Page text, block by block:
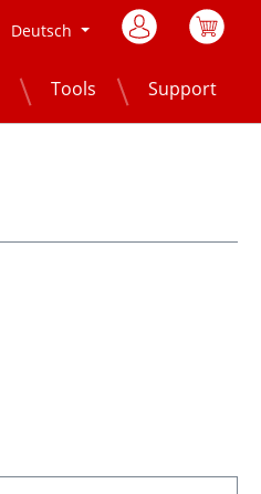
Deutsch
Tools Support